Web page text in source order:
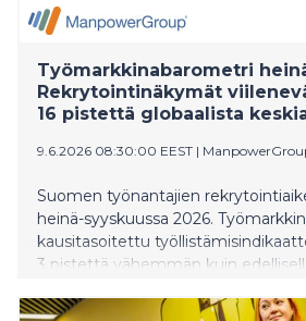
Työmarkkinabarometri
Rekrytointinäkymät
16 pistettä globaalista
9.6.2026 08:30:00 EEST |
Suomen työnantajien
heinä-syyskuussa 2026.
kausitasoitettu
3 pistettä vähemmän kuin
työllistämisindikaattori on +26, joten